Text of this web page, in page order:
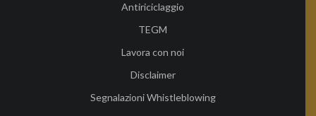
Antiriciclaggio
TEGM
Lavora con noi
Disclaimer
Segnalazioni Whistleblowing